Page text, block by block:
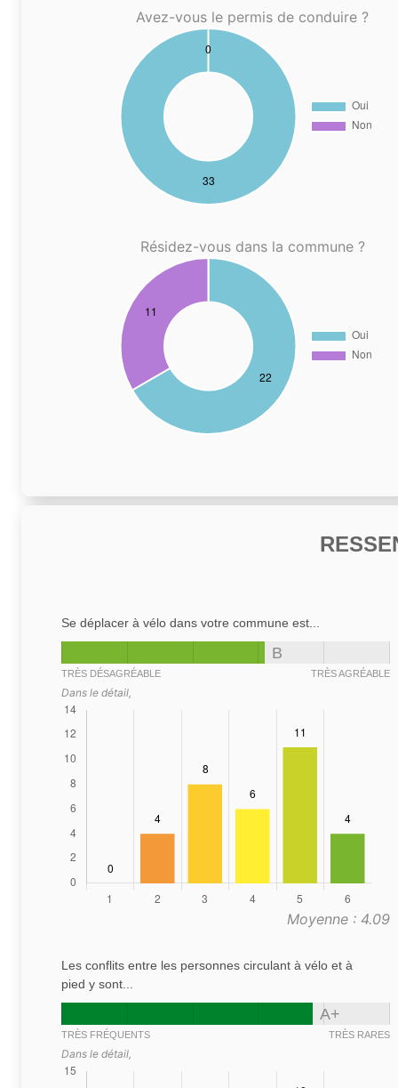
Avez-vous le permis de conduire ?
Résidez-vous dans la commune ?
Se déplacer à vélo dans votre commune est...
B
TRÈS DÉSAGRÉABLE TRÈS AGRÉABLE
Dans le détail,
Moyenne : 4.09
Les conflits entre les personnes circulant à vélo et à
pied y sont...
A+
TRÈS FRÉQUENTS TRÈS RARES
Dans le détail,